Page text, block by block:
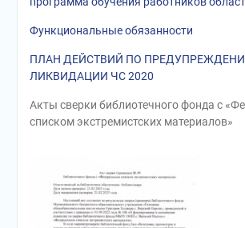
Функциональные обязанности
ПЛАН ДЕЙСТВИЙ ПО
ЛИКВИДАЦИИ ЧС 2020
Акты сверки библиотечного фонда с
списком экстремистских материалов»